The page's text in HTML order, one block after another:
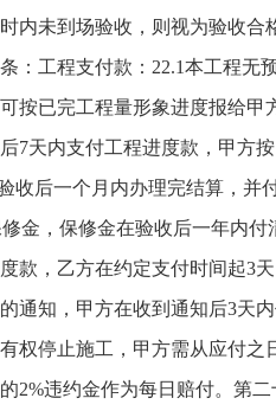
内未到场验收，则视为验收合
：工程支付款：22.1本工程无
按已完工程量形象进度报给甲
7天内支付工程进度款，甲方
收后一个月内办理完结算，并
金，保修金在验收后一年内付
款，乙方在约定支付时间起3
通知，甲方在收到通知后3天
权停止施工，甲方需从应付之
2%违约金作为每日赔付。第